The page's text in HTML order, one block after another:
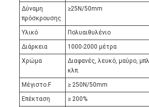
Δύναμη
πρόσκρουσης
≥25N/50mm
Υλικό
Πολυαιθυλένιο
Διάρκεια
1000-2000 μέτρα
Χρώμα
Διαφανές, λευκό, μαύρο,
κλπ.
Μέγιστο.F
≥ 250N/50mm
Επέκταση
≥ 200%